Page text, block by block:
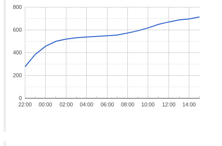
22:00 00:00 02:00 04:00 06:00 08:00 10:00 12:00 14:00
0
200
400
600
800